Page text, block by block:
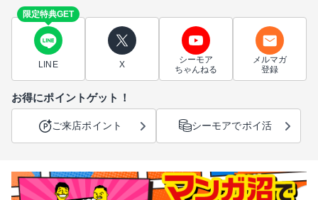
限定特典GET
LINE X
シーモア
ちゃんねる
メルマガ
登録
お得にポイントゲット！
ご来店ポイント シーモアでポイ活